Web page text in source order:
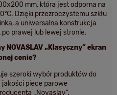
mm, która jest odporna na
Dzięki przezroczystemu szkłu
a uniwersalna konstrukcja
prawej lub lewej stronie.
NOVASLAV „Klasyczny” ekran
cenie?
szeroki wybór produktów do
piece parowe
„Novaslav”.